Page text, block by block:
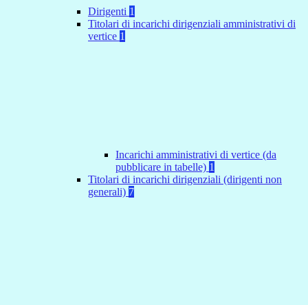
Dirigenti 1
Titolari di incarichi dirigenziali amministrativi di
vertice 1
Incarichi amministrativi di vertice (da
pubblicare in tabelle) 1
Titolari di incarichi dirigenziali (dirigenti non
generali) 7